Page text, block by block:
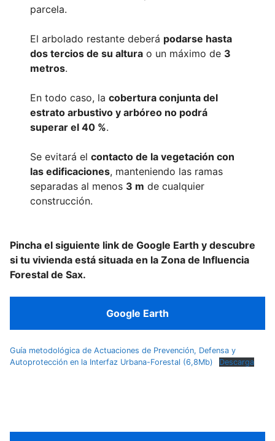
parcela.
El arbolado restante deberá podarse hasta
dos tercios de su altura o un máximo de 3
metros.
En todo caso, lacobertura conjunta del
estrato arbustivo y arbóreo no podrá
superar el 40 %.
Se evitará elcontacto de la vegetación con
las edificaciones, manteniendo las ramas
separadas al menos 3 m de cualquier
construcción.
Pincha el siguiente link de Google Earth y descubre
si tu vivienda está situada en la Zona de Influencia
Forestal de Sax.
Google Earth
Guía metodológica de Actuaciones de Prevención, Defensa y
Autoprotección en la Interfaz Urbana-Forestal (6,8Mb)
Descarga